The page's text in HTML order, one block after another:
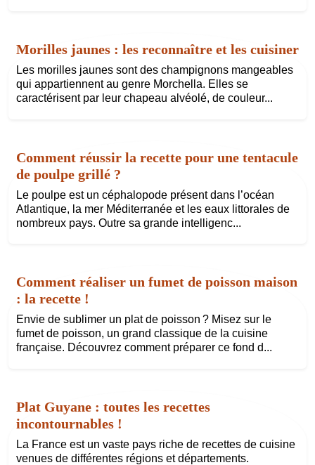
Morilles jaunes : les reconnaître et les cuisiner
Les morilles jaunes sont des champignons mangeables
qui appartiennent au genre Morchella. Elles se
caractérisent par leur chapeau alvéolé, de couleur...
Comment réussir la recette pour une tentacule
de poulpe grillé ?
Le poulpe est un céphalopode présent dans l’océan
Atlantique, la mer Méditerranée et les eaux littorales de
nombreux pays. Outre sa grande intelligenc...
Comment réaliser un fumet de poisson maison
: la recette !
Envie de sublimer un plat de poisson ? Misez sur le
fumet de poisson, un grand classique de la cuisine
française. Découvrez comment préparer ce fond d...
Plat Guyane : toutes les recettes
incontournables !
La France est un vaste pays riche de recettes de cuisine
venues de différentes régions et départements.